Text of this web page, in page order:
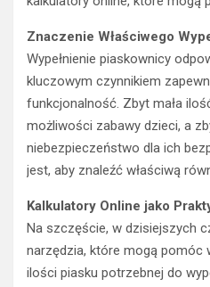
Znaczenie Właściwego
Wypełnienie piaskownicy
kluczowym czynnikiem
funkcjonalność. Zbyt mała
możliwości zabawy dzieci, a
niebezpieczeństwo dla ich
jest, aby znaleźć właściwą
Kalkulatory Online jako
Na szczęście, w dzisiejszych
narzędzia, które mogą pomóc
ilości piasku potrzebnej do